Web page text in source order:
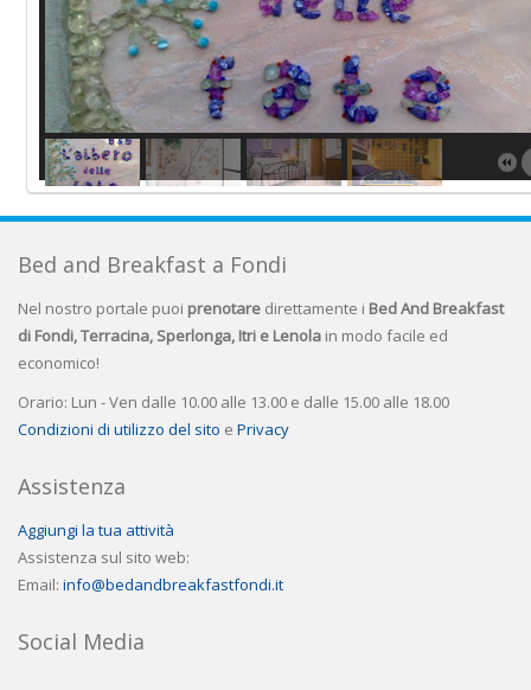
Bed and Breakfast a Fondi
Nel nostro portale puoi prenotare direttamente i Bed And Breakfast
di Fondi, Terracina, Sperlonga, Itri e Lenola in modo facile ed
economico!
Orario: Lun - Ven dalle 10.00 alle 13.00 e dalle 15.00 alle 18.00
Condizioni di utilizzo del sito e Privacy
Assistenza
Aggiungi la tua attività
Assistenza sul sito web:
Email: info@bedandbreakfastfondi.it
Social Media